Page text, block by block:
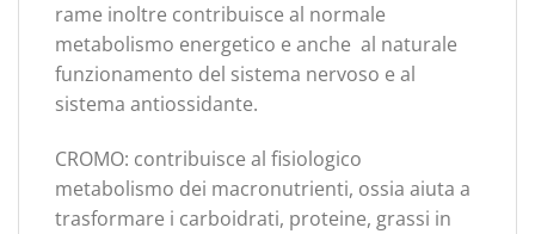
rame inoltre contribuisce al normale
metabolismo energetico e anche al naturale
funzionamento del sistema nervoso e al
sistema antiossidante.
CROMO: contribuisce al fisiologico
metabolismo dei macronutrienti, ossia aiuta a
trasformare i carboidrati, proteine, grassi in